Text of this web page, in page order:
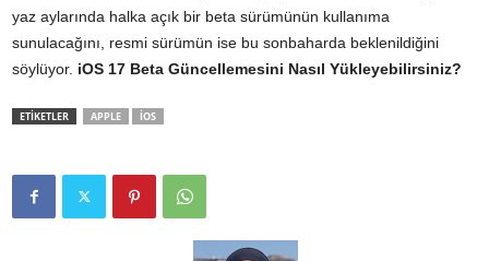
yaz aylarında halka açık bir beta sürümünün kullanıma
sunulacağını, resmi sürümün ise bu sonbaharda beklenildiğini
söylüyor. iOS 17 Beta Güncellemesini Nasıl Yükleyebilirsiniz?
ETİKETLER APPLE IOS